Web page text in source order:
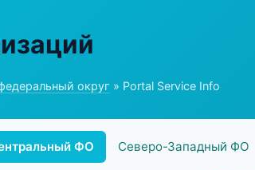
округ » Portal Service Info
ФО Северо-Западный ФО